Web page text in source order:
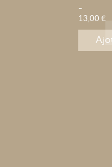
-
13,00 €